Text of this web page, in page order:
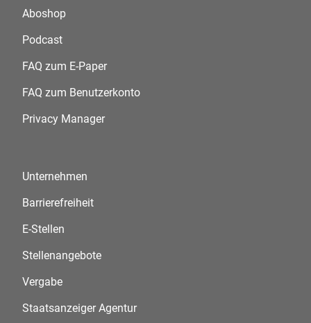
Aboshop
Podcast
FAQ zum E-Paper
FAQ zum Benutzerkonto
Privacy Manager
Unternehmen
Barrierefreiheit
E-Stellen
Stellenangebote
Vergabe
Staatsanzeiger Agentur